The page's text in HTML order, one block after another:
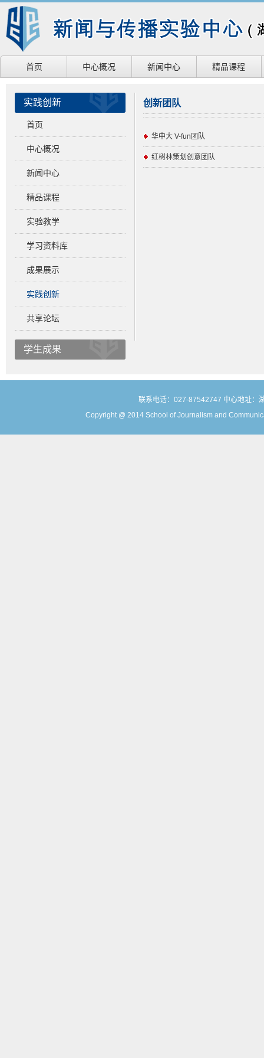
首页 中心概况 新闻中心 精品课程
实践创新
首页
中心概况
新闻中心
精品课程
实验教学
学习资料库
成果展示
实践创新
共享论坛
学生成果
创新团队
华中大 V-fun团队
红树林策划创意团队
联系电话：027-87542747 中心地址：
Copyright @ 2014 School of Journalism and